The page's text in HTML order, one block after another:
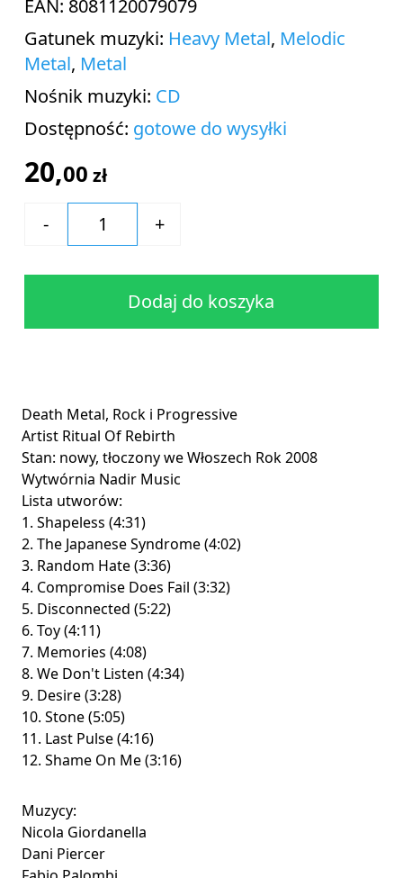
EAN: 8081120079079
Gatunek muzyki: Heavy Metal, Melodic
Metal, Metal
Nośnik muzyki: CD
Dostępność: gotowe do wysyłki
20,00 zł
Dodaj do koszyka
Death Metal, Rock i Progressive
Artist Ritual Of Rebirth
Stan: nowy, tłoczony we Włoszech Rok 2008
Wytwórnia Nadir Music
Lista utworów:
1. Shapeless (4:31)
2. The Japanese Syndrome (4:02)
3. Random Hate (3:36)
4. Compromise Does Fail (3:32)
5. Disconnected (5:22)
6. Toy (4:11)
7. Memories (4:08)
8. We Don't Listen (4:34)
9. Desire (3:28)
10. Stone (5:05)
11. Last Pulse (4:16)
12. Shame On Me (3:16)
Muzycy:
Nicola Giordanella
Dani Piercer